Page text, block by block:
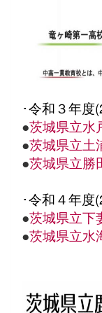
･令和３年度
●茨城県立水
●茨城県立土
●茨城県立勝
･令和４年度
●茨城県立下
●茨城県立水